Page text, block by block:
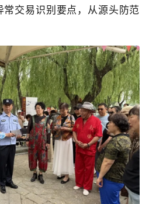
常交易识别要点，从源头防范